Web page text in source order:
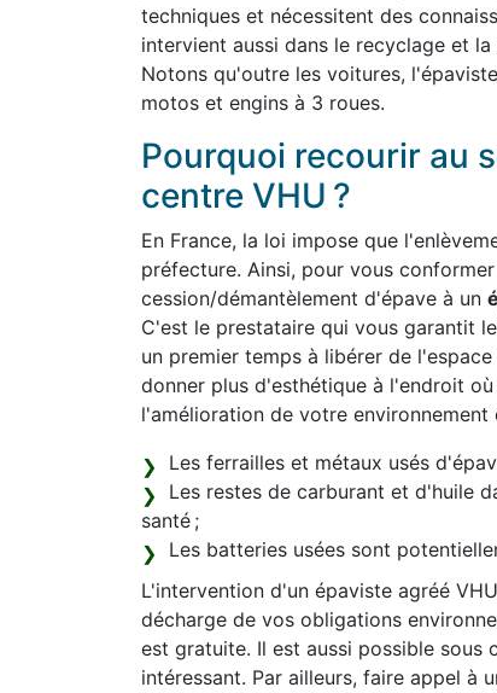
techniques et nécessitent des
intervient aussi dans le recyclage et
Notons qu'outre les voitures,
motos et engins à 3 roues.
Pourquoi recourir au
centre VHU ?
En France, la loi impose que
préfecture. Ainsi, pour vous
cession/démantèlement d'épave à un
C'est le prestataire qui vous garantit
un premier temps à libérer de
donner plus d'esthétique à l'endroit
l'amélioration de votre
Les ferrailles et métaux usés
Les restes de carburant et d'huile
santé ;
Les batteries usées sont
L'intervention d'un épaviste agréé
décharge de vos obligations
est gratuite. Il est aussi possible
intéressant. Par ailleurs, faire appel à